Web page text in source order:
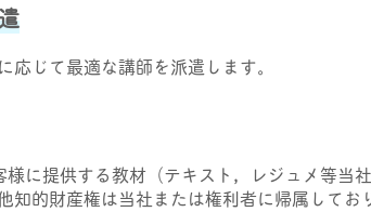
応じて最適な講師を派遣します。
様に提供する教材（テキスト，レジュメ等当
知的財産権は当社または権利者に帰属してお